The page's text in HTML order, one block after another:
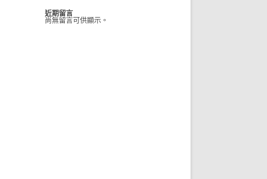
近期留言
尚無留言可供顯示。